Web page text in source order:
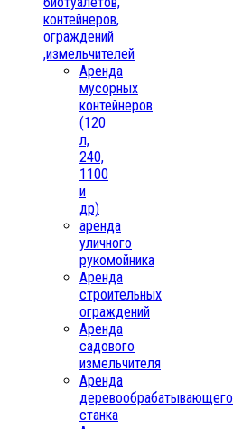
контейнеров,
ограждений
,измельчителей
Аренда
мусорных
контейнеров
(120
л,
240,
1100
и
др)
аренда
уличного
рукомойника
Аренда
строительных
ограждений
Аренда
садового
измельчителя
Аренда
деревообрабатывающего
станка